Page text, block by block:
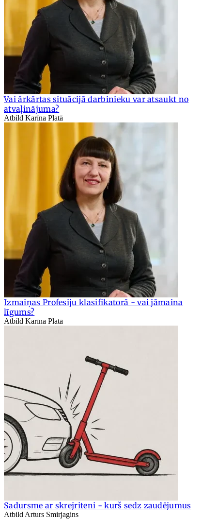
Vai ārkārtas situācijā darbinieku var atsaukt no
atvaļinājuma?
Atbild Karīna Platā
Izmaiņas Profesiju klasifikatorā - vai jāmaina
līgums?
Atbild Karīna Platā
Sadursme ar skrejriteni - kurš sedz zaudējumus
Atbild Arturs Smirjagins